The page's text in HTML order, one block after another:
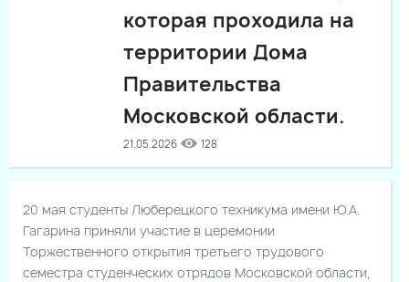
которая проходила на
территории Дома
Правительства
Московской области.
21.05.2026 128
20 мая студенты Люберецкого техникума имени Ю.А.
Гагарина приняли участие в церемонии
Торжественного открытия третьего трудового
семестра студенческих отрядов Московской области,